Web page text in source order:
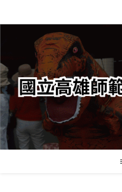
轉
要
內
容